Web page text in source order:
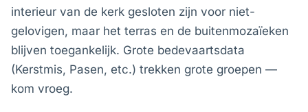
interieur van de kerk gesloten zijn voor niet-
gelovigen, maar het terras en de buitenmozaïeken
blijven toegankelijk. Grote bedevaartsdata
(Kerstmis, Pasen, etc.) trekken grote groepen —
kom vroeg.